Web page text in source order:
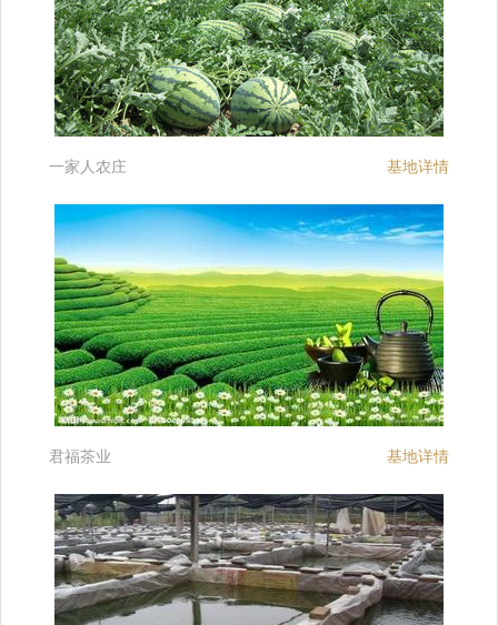
一家人农庄 基地详情
君福茶业 基地详情